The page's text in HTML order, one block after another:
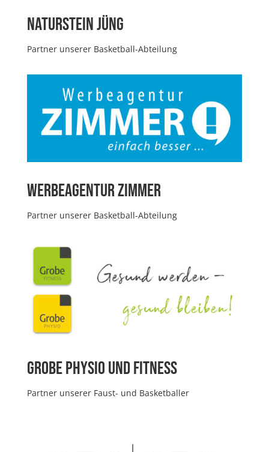
Naturstein Jüng
Partner unserer Basketball-Abteilung
Werbeagentur Zimmer
Partner unserer Basketball-Abteilung
Grobe Physio und Fitness
Partner unserer Faust- und Basketballer